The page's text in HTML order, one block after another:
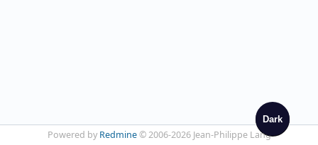
Dark
Powered by Redmine© 2006-2026 Jean-Philippe Lang